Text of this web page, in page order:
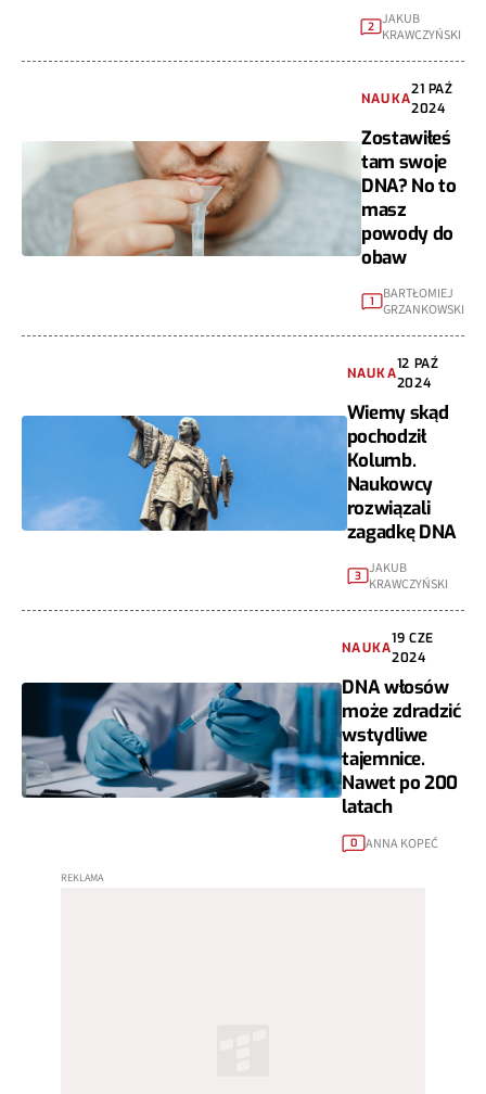
2 JAKUB
KRAWCZYŃSKI
NAUKA
21 PAŹ
2024
Zostawiłeś
tam swoje
DNA? No to
masz
powody do
obaw
1
BARTŁOMIEJ
GRZANKOWSKI
NAUKA
12 PAŹ
2024
Wiemy skąd
pochodził
Kolumb.
Naukowcy
rozwiązali
zagadkę DNA
3 JAKUB
KRAWCZYŃSKI
NAUKA
19 CZE
2024
DNA włosów
może zdradzić
wstydliwe
tajemnice.
Nawet po 200
latach
0 ANNA KOPEĆ